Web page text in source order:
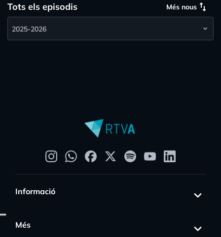
Tots els episodis Més nous swap_vert
Informació
Més